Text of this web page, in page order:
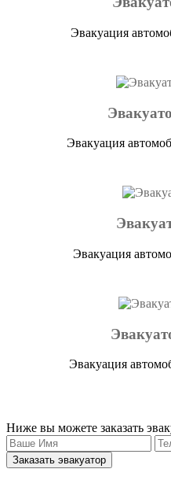
Эвакуация
Эвакуация
Эвакуация
Эвакуация
Ниже вы можете заказать
Заказать эвакуатор